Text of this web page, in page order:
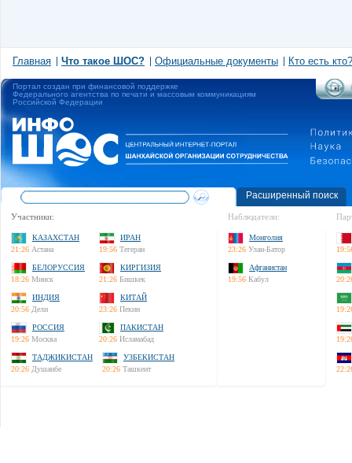
Главная Что такое ШОС? Официальные документы Кто есть кто?
Портал создан при финансовой поддержке
Федерального агентства по печати и массовым коммуникациям
Российской Федерации
Расширенный поиск
Участники:
КАЗАХСТАН
21:26 Астана
ИРАН
19:56 Тегеран
БЕЛОРУССИЯ
18:26 Минск
КИРГИЗИЯ
21:26 Бишкек
ИНДИЯ
20:56 Дели
КИТАЙ
23:26 Пекин
РОССИЯ
19:26 Москва
ПАКИСТАН
20:26 Исламабад
ТАДЖИКИСТАН
20:26 Душанбе
УЗБЕКИСТАН
20:26 Ташкент
Наблюдатели:
Монголия
23:26 Улан-Батор
Афганистан
19:56 Кабул